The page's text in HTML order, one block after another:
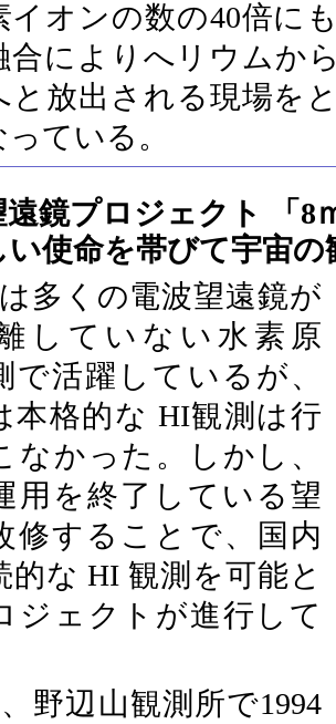
イオンの数の40倍に
合によりへリウムか
と放出される現場を
ている。
遠鏡プロジェクト 「8
い使命を帯びて宇宙の
多くの電波望遠鏡が
していない水素原
で活躍しているが、
本格的な HI観測は行
なかった。しかし、
用を終了している望
修することで、国内
的な HI 観測を可能と
ジェクトが進行して
野辺山観測所で1994